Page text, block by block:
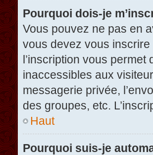
Pourquoi dois-je
Vous pouvez ne pas en
vous devez vous
l’inscription vous
inaccessibles aux
messagerie privée,
des groupes, etc.
Haut
Pourquoi suis-je